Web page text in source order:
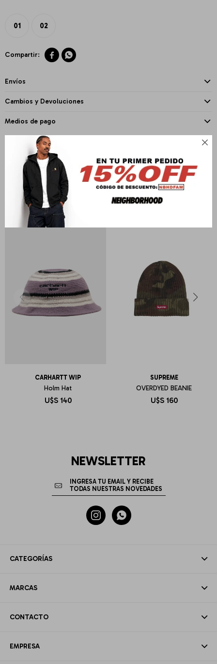

01 02
 
Envíos
Cambios y Devoluciones
Medios de pago
PRODUCTOS QUE TE PUEDEN INTERESAR
CARHARTT WIP
Holm Hat
U$S 140
SUPREME
OVERDYED BEANIE
U$S 160
CATEGORÍAS
MARCAS
CONTACTO
EMPRESA
NEWSLETTER
 